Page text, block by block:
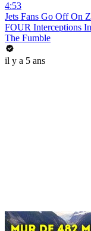
4:53
Jets Fans Go Off On
FOUR Interceptions
The Fumble
il y a 5 ans